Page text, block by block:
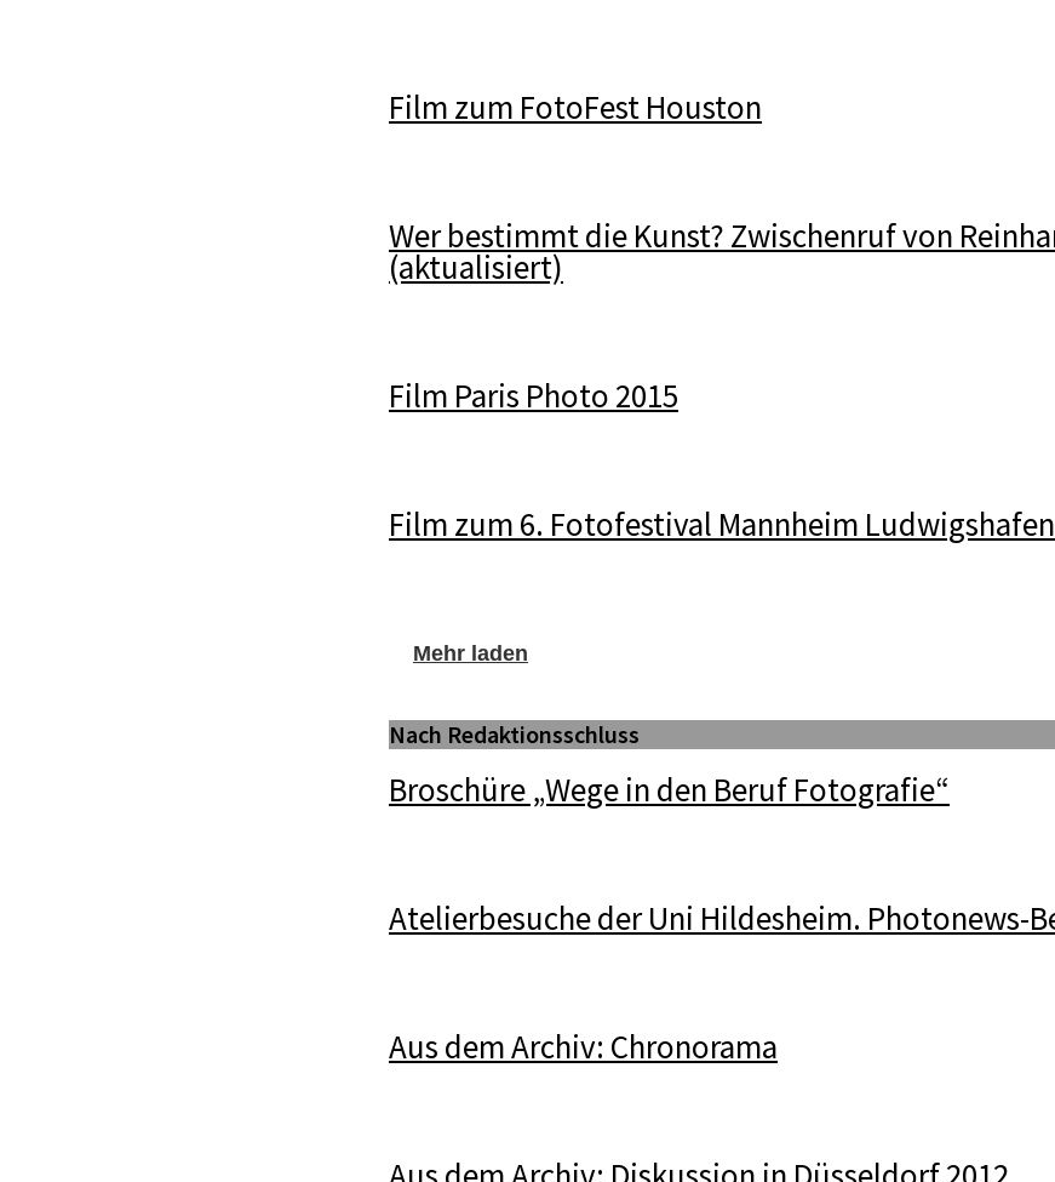
Film zum FotoFest Houston
Wer bestimmt die Kunst? Zwischenruf von
(aktualisiert)
Film Paris Photo 2015
Film zum 6. Fotofestival Mannheim
Mehr laden
Nach Redaktionsschluss
Broschüre „Wege in den Beruf Fotografie“
Atelierbesuche der Uni Hildesheim. Photonews-
Aus dem Archiv: Chronorama